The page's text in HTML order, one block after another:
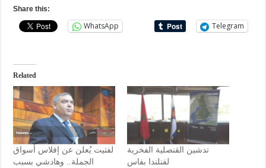
Share this:
WhatsApp Telegram
Related
لفتيت يُعلن عن إفلاس أسواق
الجملة.. وهادشي بسبب
تدشين القنصلية الفخرية
لفنلندا بفاس